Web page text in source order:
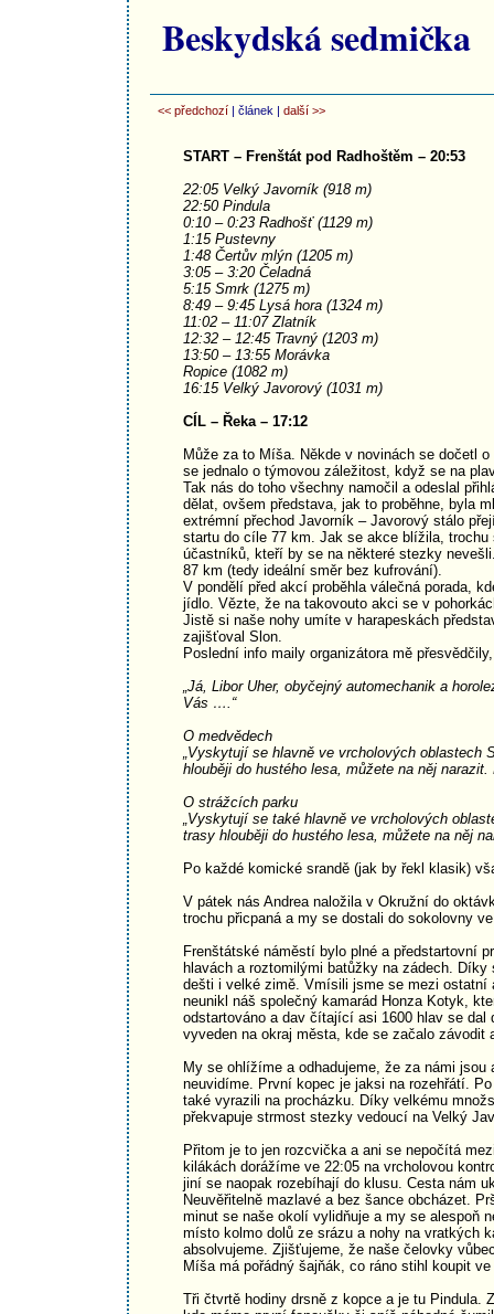
Beskydská sedmička
<< předchozí| článek | další >>
START – Frenštát pod Radhoštěm – 20:53
22:05 Velký Javorník (918 m)
22:50 Pindula
0:10 – 0:23 Radhošť (1129 m)
1:15 Pustevny
1:48 Čertův mlýn (1205 m)
3:05 – 3:20 Čeladná
5:15 Smrk (1275 m)
8:49 – 9:45 Lysá hora (1324 m)
11:02 – 11:07 Zlatník
12:32 – 12:45 Travný (1203 m)
13:50 – 13:55 Morávka
Ropice (1082 m)
16:15 Velký Javorový (1031 m)
CÍL – Řeka – 17:12
Může za to Míša. Někde v novinách se dočetl
se jednalo o týmovou záležitost, když se na
Tak nás do toho všechny namočil a odeslal
dělat, ovšem představa, jak to proběhne, byla
extrémní přechod Javorník – Javorový stálo
startu do cíle 77 km. Jak se akce blížila,
účastníků, kteří by se na některé stezky
87 km (tedy ideální směr bez kufrování).
V pondělí před akcí proběhla válečná porada,
jídlo. Vězte, že na takovouto akci se v
Jistě si naše nohy umíte v harapeskách
zajišťoval Slon.
Poslední info maily organizátora mě
„Já, Libor Uher, obyčejný automechanik a
Vás ….“
O medvědech
„Vyskytují se hlavně ve vrcholových oblastech
hlouběji do hustého lesa, můžete na něj
O strážcích parku
„Vyskytují se také hlavně ve vrcholových
trasy hlouběji do hustého lesa, můžete na něj
Po každé komické srandě (jak by řekl klasik)
V pátek nás Andrea naložila v Okružní do
trochu přicpaná a my se dostali do sokolovny
Frenštátské náměstí bylo plné a předstartovní
hlavách a roztomilými batůžky na zádech.
dešti i velké zimě. Vmísili jsme se mezi
neunikl náš společný kamarád Honza Kotyk,
odstartováno a dav čítající asi 1600 hlav se dal
vyveden na okraj města, kde se začalo závodit
My se ohlížíme a odhadujeme, že za námi
neuvidíme. První kopec je jaksi na rozehřátí.
také vyrazili na procházku. Díky velkému
překvapuje strmost stezky vedoucí na Velký
Přitom je to jen rozcvička a ani se nepočítá
kilákách dorážíme ve 22:05 na vrcholovou
jiní se naopak rozebíhají do klusu. Cesta nám
Neuvěřitelně mazlavé a bez šance obcházet.
minut se naše okolí vylidňuje a my se alespoň
místo kolmo dolů ze srázu a nohy na vratkých
absolvujeme. Zjišťujeme, že naše čelovky
Míša má pořádný šajňák, co ráno stihl koupit
Tři čtvrtě hodiny drsně z kopce a je tu Pindula.